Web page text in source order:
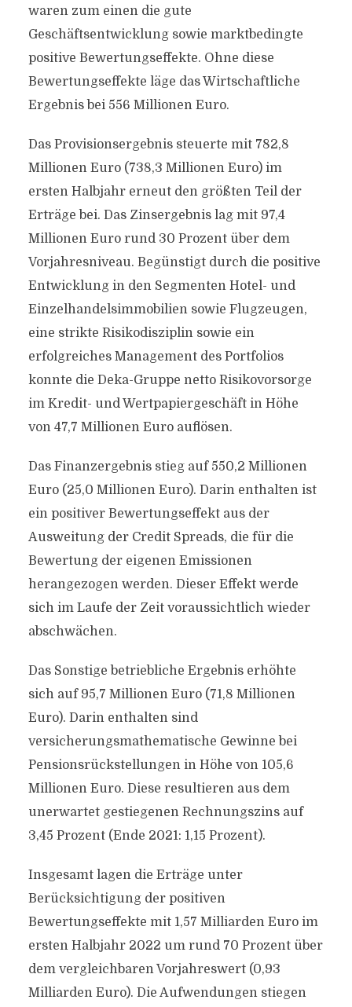
waren zum einen die gute
Geschäftsentwicklung sowie marktbedingte
positive Bewertungseffekte. Ohne diese
Bewertungseffekte läge das Wirtschaftliche
Ergebnis bei 556 Millionen Euro.
Das Provisionsergebnis steuerte mit 782,8
Millionen Euro (738,3 Millionen Euro) im
ersten Halbjahr erneut den größten Teil der
Erträge bei. Das Zinsergebnis lag mit 97,4
Millionen Euro rund 30 Prozent über dem
Vorjahresniveau. Begünstigt durch die positive
Entwicklung in den Segmenten Hotel- und
Einzelhandelsimmobilien sowie Flugzeugen,
eine strikte Risikodisziplin sowie ein
erfolgreiches Management des Portfolios
konnte die Deka-Gruppe netto Risikovorsorge
im Kredit- und Wertpapiergeschäft in Höhe
von 47,7 Millionen Euro auflösen.
Das Finanzergebnis stieg auf 550,2 Millionen
Euro (25,0 Millionen Euro). Darin enthalten ist
ein positiver Bewertungseffekt aus der
Ausweitung der Credit Spreads, die für die
Bewertung der eigenen Emissionen
herangezogen werden. Dieser Effekt werde
sich im Laufe der Zeit voraussichtlich wieder
abschwächen.
Das Sonstige betriebliche Ergebnis erhöhte
sich auf 95,7 Millionen Euro (71,8 Millionen
Euro). Darin enthalten sind
versicherungsmathematische Gewinne bei
Pensionsrückstellungen in Höhe von 105,6
Millionen Euro. Diese resultieren aus dem
unerwartet gestiegenen Rechnungszins auf
3,45 Prozent (Ende 2021: 1,15 Prozent).
Insgesamt lagen die Erträge unter
Berücksichtigung der positiven
Bewertungseffekte mit 1,57 Milliarden Euro im
ersten Halbjahr 2022 um rund 70 Prozent über
dem vergleichbaren Vorjahreswert (0,93
Milliarden Euro). Die Aufwendungen stiegen